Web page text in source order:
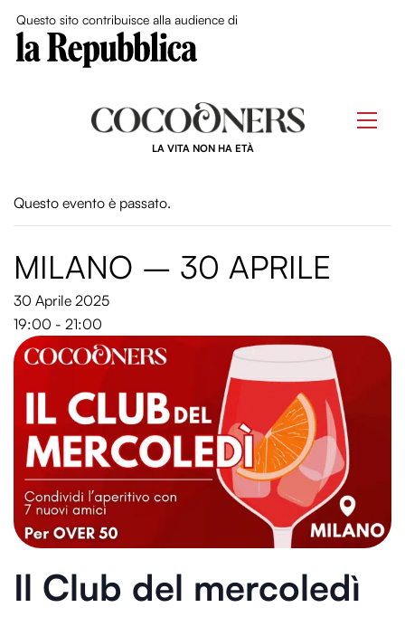
Questo sito contribuisce alla audience di
LA VITA NON HA ETÀ
Questo evento è passato.
MILANO – 30 APRILE
30 Aprile 2025
19:00 - 21:00
Il Club del mercoledì